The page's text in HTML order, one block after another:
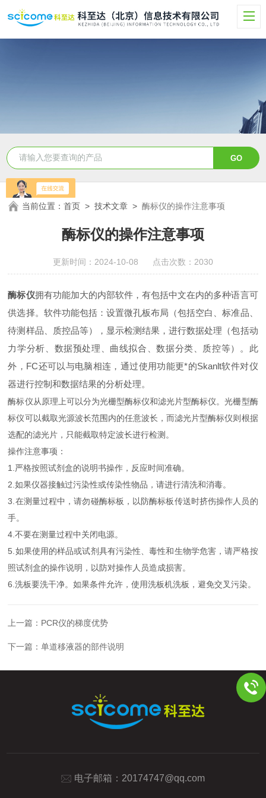
当前位置：首页 >技术文章 >酶标仪的操作注意事项
酶标仪的操作注意事项
更新时间：2024-10-08 点击次数：2030
酶标仪拥有功能加大的内部软件，有包括中文在内的多种语言可
供选择。软件功能包括：设置微孔板布局（包括空白、标准品、
待测样品、质控品等），显示检测结果，进行数据处理（包括动
力学分析、数据预处理、曲线拟合、数据分类、质控等）。此
外，FC还可以与电脑相连，通过使用功能更*的Skanlt软件对仪
器进行控制和数据结果的分析处理。
酶标仪从原理上可以分为光栅型酶标仪和滤光片型酶标仪。光栅型酶
标仪可以截取光源波长范围内的任意波长，而滤光片型酶标仪则根据
选配的滤光片，只能截取特定波长进行检测。
操作注意事项：
1.严格按照试剂盒的说明书操作，反应时间准确。
2.如果仪器接触过污染性或传染性物品，请进行清洗和消毒。
3.在测量过程中，请勿碰酶标板，以防酶标板传送时挤伤操作人员的
手。
4.不要在测量过程中关闭电源。
5.如果使用的样品或试剂具有污染性、毒性和生物学危害，请严格按
照试剂盒的操作说明，以防对操作人员造成损害。
6.洗板要洗干净。如果条件允许，使用洗板机洗板，避免交叉污染。
上一篇： PCR仪的梯度优势
下一篇：单道移液器的部件说明
电子邮箱： 20174747@qq.com